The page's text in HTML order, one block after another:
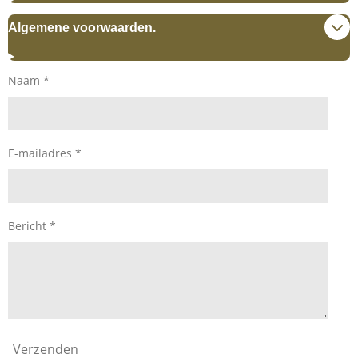
A
g
Algemene voorwaarden.
Naam *
E-mailadres *
Bericht *
Verzenden